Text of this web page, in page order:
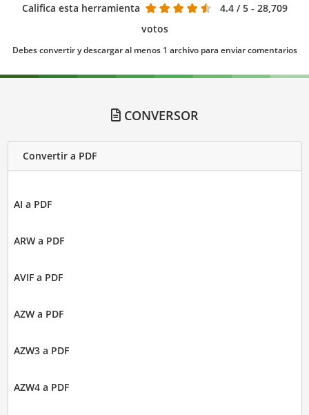
Califica esta herramienta 4.4 / 5 - 28,709
votos
Debes convertir y descargar al menos 1 archivo para enviar comentarios
CONVERSOR
Convertir a PDF
AI a PDF
ARW a PDF
AVIF a PDF
AZW a PDF
AZW3 a PDF
AZW4 a PDF